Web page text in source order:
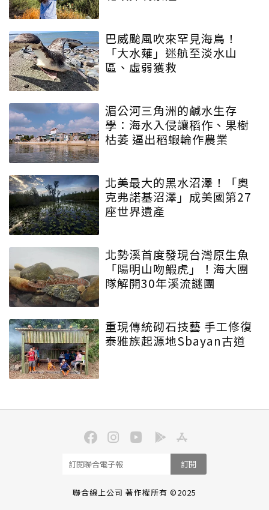
巴威颱風吹來罕見海鳥！
「大水薙」迷航至淡水山
區、虛弱獲救
湄公河三角洲的鹹水生存
學：海水入侵讓稻作、果樹
枯萎 逼出稻蝦輪作農業
北美最大的黑水沼澤！「奧
克弗諾基沼澤」成美國第27
座世界遺產
北勢溪首度發現台灣原生魚
「陽明山吻鰕虎」！海大團
隊解開30年溪流謎團
重現傳統砌石技藝 手工修復
泰雅族起源地Sbayan古道
訂閱
聯合線上公司 著作權所有 ©2025